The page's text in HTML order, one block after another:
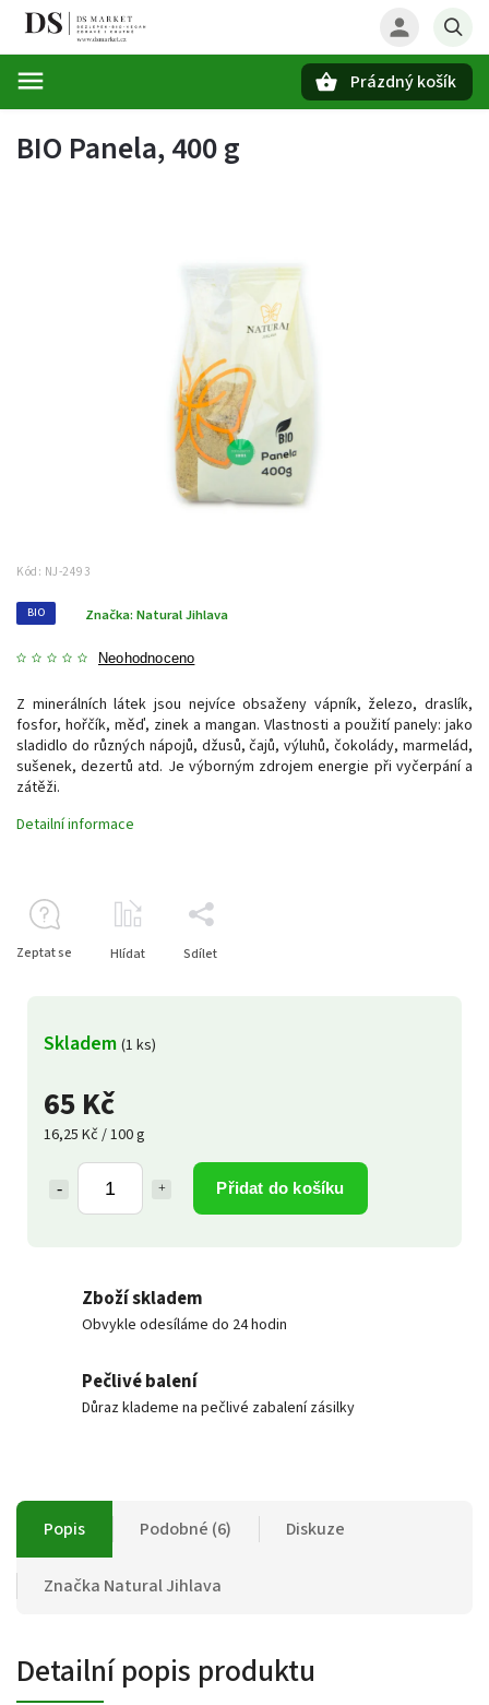
Prázdný košík
BIO Panela, 400 g
Kód: NJ-2493
BIO
Neohodnoceno
Značka: Natural Jihlava
65 Kč
16,25 Kč / 100 g
Přidat do košíku
Skladem (1 ks)
Z minerálních látek jsou nejvíce obsaženy vápník, železo, draslík,
fosfor, hořčík, měď, zinek a mangan. Vlastnosti a použití panely: jako
sladidlo do různých nápojů, džusů, čajů, výluhů, čokolády, marmelád,
sušenek, dezertů atd. Je výborným zdrojem energie při vyčerpání a
zátěži.
Detailní informace
Zeptat se Hlídat Sdílet
Zboží skladem
Obvykle odesíláme do 24 hodin
Pečlivé balení
Důraz klademe na pečlivé zabalení zásilky
Popis Podobné (6) Diskuze
Značka Natural Jihlava
Detailní popis produktu